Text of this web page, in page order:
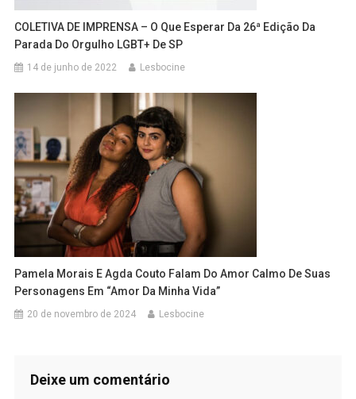
COLETIVA DE IMPRENSA – O Que Esperar Da 26ª Edição Da
Parada Do Orgulho LGBT+ De SP
14 de junho de 2022 Lesbocine
Pamela Morais E Agda Couto Falam Do Amor Calmo De Suas
Personagens Em “Amor Da Minha Vida”
20 de novembro de 2024 Lesbocine
Deixe um comentário